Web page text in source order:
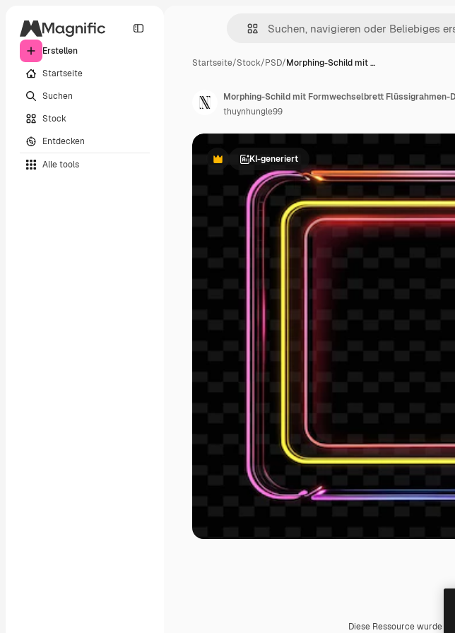
Erstellen
Startseite
Suchen
Stock
Entdecken
Alle tools
Startseite/Stock/PSD/Morphing-Schild mit …
PremiumKI-generiert
Diese Ressource wurde mit
thuynhungle99